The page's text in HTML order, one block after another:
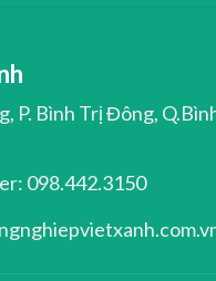
P. Bình Trị Đông,
098.442.3150